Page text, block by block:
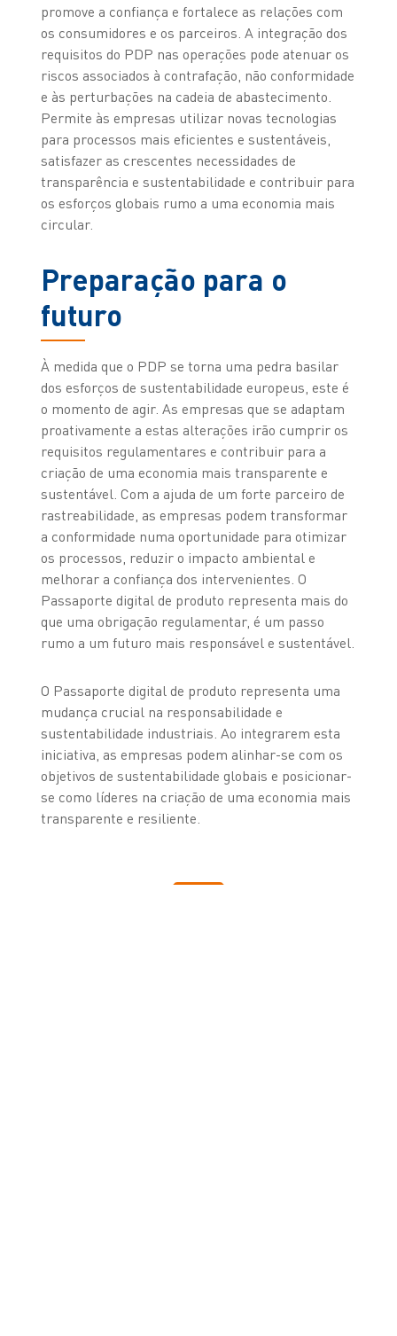
promove a confiança e fortalece as relações com
os consumidores e os parceiros. A integração dos
requisitos do PDP nas operações pode atenuar os
riscos associados à contrafação, não conformidade
e às perturbações na cadeia de abastecimento.
Permite às empresas utilizar novas tecnologias
para processos mais eficientes e sustentáveis,
satisfazer as crescentes necessidades de
transparência e sustentabilidade e contribuir para
os esforços globais rumo a uma economia mais
circular.
Preparação para o
futuro
À medida que o PDP se torna uma pedra basilar
dos esforços de sustentabilidade europeus, este é
o momento de agir. As empresas que se adaptam
proativamente a estas alterações irão cumprir os
requisitos regulamentares e contribuir para a
criação de uma economia mais transparente e
sustentável. Com a ajuda de um forte parceiro de
rastreabilidade, as empresas podem transformar
a conformidade numa oportunidade para otimizar
os processos, reduzir o impacto ambiental e
melhorar a confiança dos intervenientes. O
Passaporte digital de produto representa mais do
que uma obrigação regulamentar, é um passo
rumo a um futuro mais responsável e sustentável.
O Passaporte digital de produto representa uma
mudança crucial na responsabilidade e
sustentabilidade industriais. Ao integrarem esta
iniciativa, as empresas podem alinhar-se com os
objetivos de sustentabilidade globais e posicionar-
se como líderes na criação de uma economia mais
transparente e resiliente.